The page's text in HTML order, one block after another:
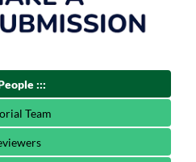
:::
Team